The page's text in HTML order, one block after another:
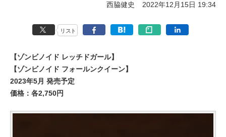
西脇健史 2022年12月15日 19:34
リスト
【ゾンビノイド レッチドガール】
【ゾンビノイド フォールンクイーン】
2023年5月 発売予定
価格：各2,750円